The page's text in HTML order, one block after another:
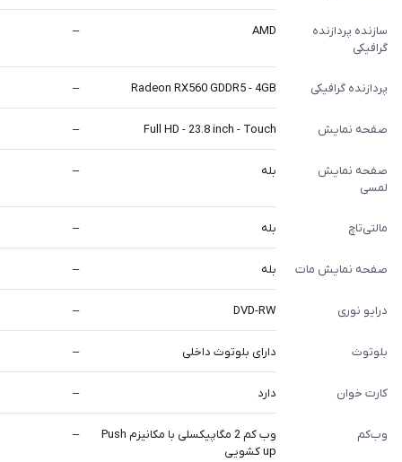
سازنده پردازنده
گرافیکی
AMD
–
پردازنده گرافیکی Radeon RX560 GDDR5 - 4GB
–
صفحه نمایش Full HD - 23.8 inch - Touch
–
صفحه نمایش
لمسی
بله –
مالتی‌تاچ بله –
صفحه نمایش مات بله –
درایو نوری DVD-RW
–
بلوتوث دارای بلوتوث داخلی –
کارت خوان دارد –
وب‌کم
وب کم 2 مگاپیکسلی با مکانیزم Push
up کشویی
–